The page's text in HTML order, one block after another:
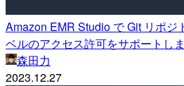
Amazon EMR Studio で Git リポジ
ベルのアクセス許可をサポートし
森田力
2023.12.27